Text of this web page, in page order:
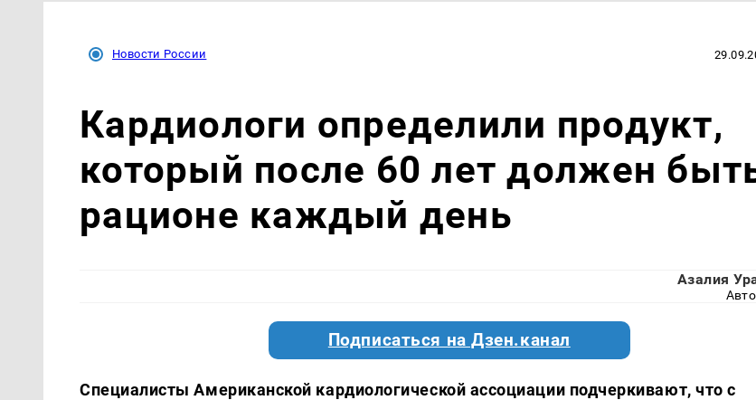
Новости России
Кардиологи определили продукт,
который после 60 лет должен
рационе каждый день
Азалия
Подписаться на Дзен.канал
Специалисты Американской кардиологической ассоциации подчеркивают, что с